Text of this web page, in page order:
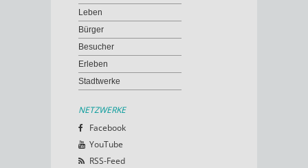
Leben
Bürger
Besucher
Erleben
Stadtwerke
NETZWERKE
Facebook
YouTube
RSS-Feed